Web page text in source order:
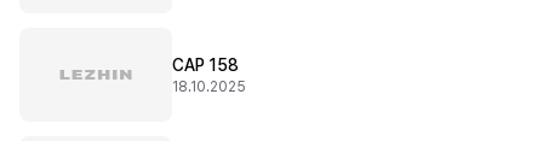
CAP 158
18.10.2025